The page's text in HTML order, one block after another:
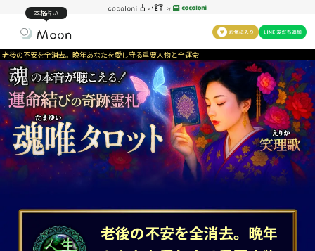
本格占い
老後の不安を全消去。晩年あなたを愛し守る重要人物と全運命
老後の不安を全消去。晩年